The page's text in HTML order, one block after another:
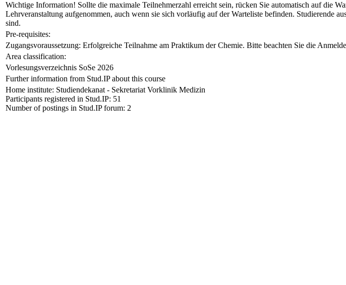
Wichtige Information! Sollte die maximale Teilnehmerzahl erreicht sein, rücken Sie automatisch auf die
Lehrveranstaltung aufgenommen, auch wenn sie sich vorläufig auf der Warteliste befinden. Studierende
sind.
Pre-requisites:
Zugangsvoraussetzung: Erfolgreiche Teilnahme am Praktikum der Chemie. Bitte beachten Sie die
Area classification:
Vorlesungsverzeichnis SoSe 2026
Further information from Stud.IP about this course
Home institute: Studiendekanat - Sekretariat Vorklinik Medizin
Participants registered in Stud.IP: 51
Number of postings in Stud.IP forum: 2